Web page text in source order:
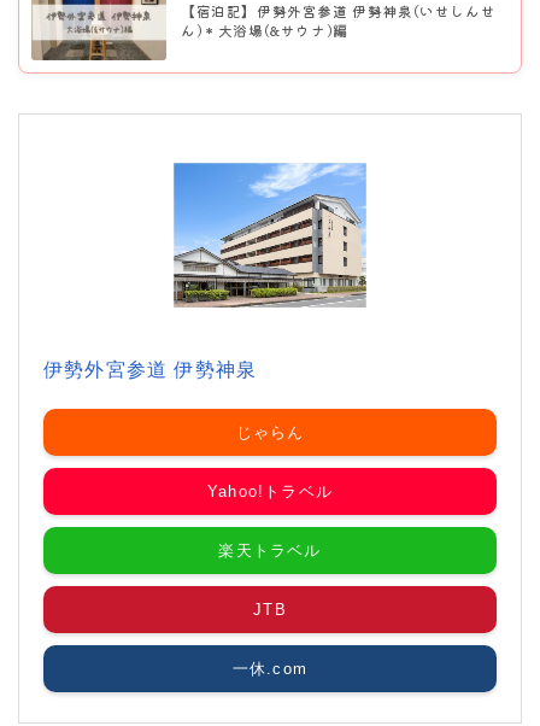
【宿泊記】伊勢外宮参道 伊勢神泉(いせしんせ
ん)＊大浴場(&サウナ)編
伊勢外宮参道 伊勢神泉
じゃらん
Yahoo!トラベル
楽天トラベル
JTB
一休.com